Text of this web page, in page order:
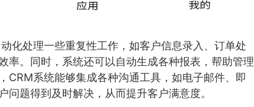
化处理一些重复性工作，如客户信息录入、订单处
率。同时，系统还可以自动生成各种报表，帮助管理
CRM系统能够集成各种沟通工具，如电子邮件、即
题得到及时解决，从而提升客户满意度。